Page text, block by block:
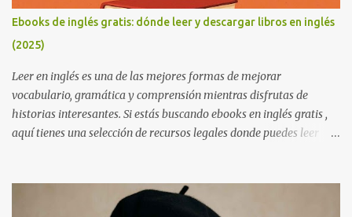
Ebooks de inglés gratis: dónde leer y descargar libros en inglés
(2025)
Leer en inglés es una de las mejores formas de mejorar
vocabulario, gramática y comprensión mientras disfrutas de
historias interesantes. Si estás buscando ebooks en inglés gratis ,
aquí tienes una selección de recursos legales donde puedes leer
Consejo útil: si estás empezando a leer en inglés, elige libros que ya
conozcas en español. Esto reduce la dificultad, aumenta la